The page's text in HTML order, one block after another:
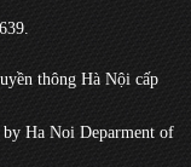
thông Hà Nội cấp
Ha Noi Deparment of